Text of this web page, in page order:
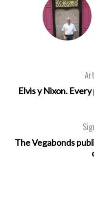
Elvis y Nixon.
The Vegabonds